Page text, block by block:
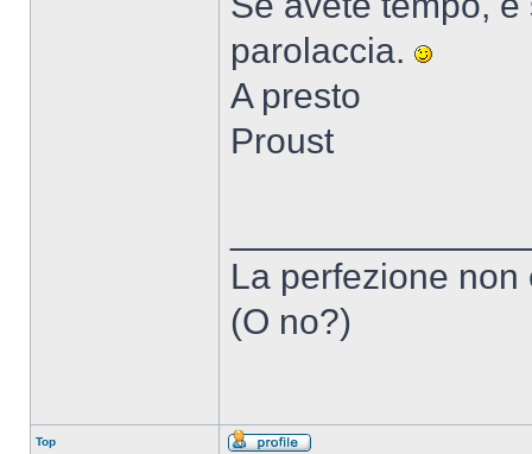
parolaccia.
A presto
Proust
La perfezione
(O no?)
Top